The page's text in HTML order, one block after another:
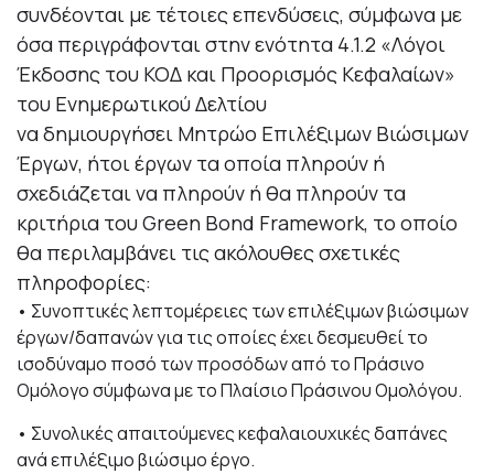
συνδέονται με τέτοιες επενδύσεις, σύμφωνα με
όσα περιγράφονται στην ενότητα 4.1.2 «Λόγοι
Έκδοσης του ΚΟΔ και Προορισμός Κεφαλαίων»
του Ενημερωτικού Δελτίου
να δημιουργήσει Μητρώο Επιλέξιμων Βιώσιμων
Έργων, ήτοι έργων τα οποία πληρούν ή
σχεδιάζεται να πληρούν ή θα πληρούν τα
κριτήρια του Green Bond Framework, το οποίο
θα περιλαμβάνει τις ακόλουθες σχετικές
πληροφορίες:
• Συνοπτικές λεπτομέρειες των επιλέξιμων βιώσιμων
έργων/δαπανών για τις οποίες έχει δεσμευθεί το
ισοδύναμο ποσό των προσόδων από το Πράσινο
Ομόλογο σύμφωνα με το Πλαίσιο Πράσινου Ομολόγου.
• Συνολικές απαιτούμενες κεφαλαιουχικές δαπάνες
ανά επιλέξιμο βιώσιμο έργο.